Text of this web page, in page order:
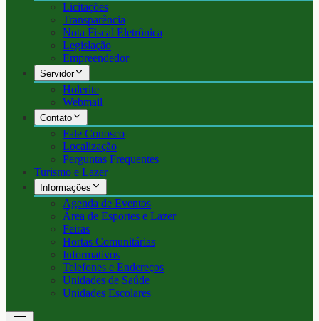
Licitações
Transparência
Nota Fiscal Eletrônica
Legislação
Empreendedor
Servidor
Holerite
Webmail
Contato
Fale Conosco
Localização
Perguntas Frequentes
Turismo e Lazer
Informações
Agenda de Eventos
Área de Esportes e Lazer
Feiras
Hortas Comunitárias
Informativos
Telefones e Endereços
Unidades de Saúde
Unidades Escolares